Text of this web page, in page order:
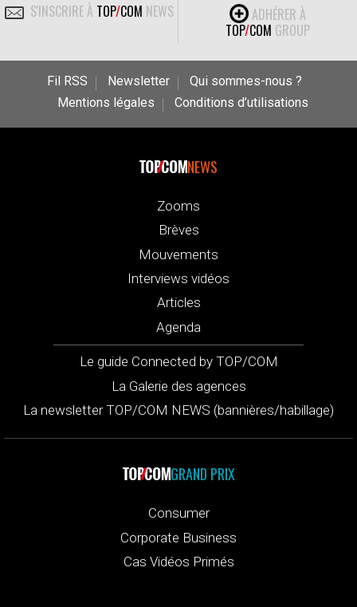
S'INSCRIRE À TOP/COM NEWS
ADHÉRER À
TOP/COM GROUP
Fil RSS Newsletter
Qui sommes-nous ?
Mentions légales
Conditions d’utilisations
NEWS
Zooms
Brèves
Mouvements
Interviews vidéos
Articles
Agenda
Le guide Connected by TOP/COM
La Galerie des agences
La newsletter TOP/COM NEWS (bannières/habillage)
GRAND PRIX
Consumer
Corporate Business
Cas Vidéos Primés